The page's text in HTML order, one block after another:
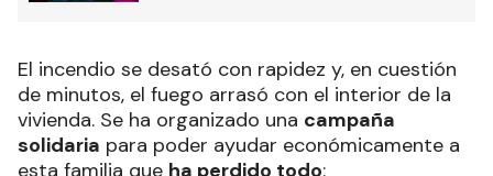
El incendio se desató con rapidez y, en cuestión
de minutos, el fuego arrasó con el interior de la
vivienda. Se ha organizado una campaña
solidaria para poder ayudar económicamente a
esta familia que ha perdido todo: